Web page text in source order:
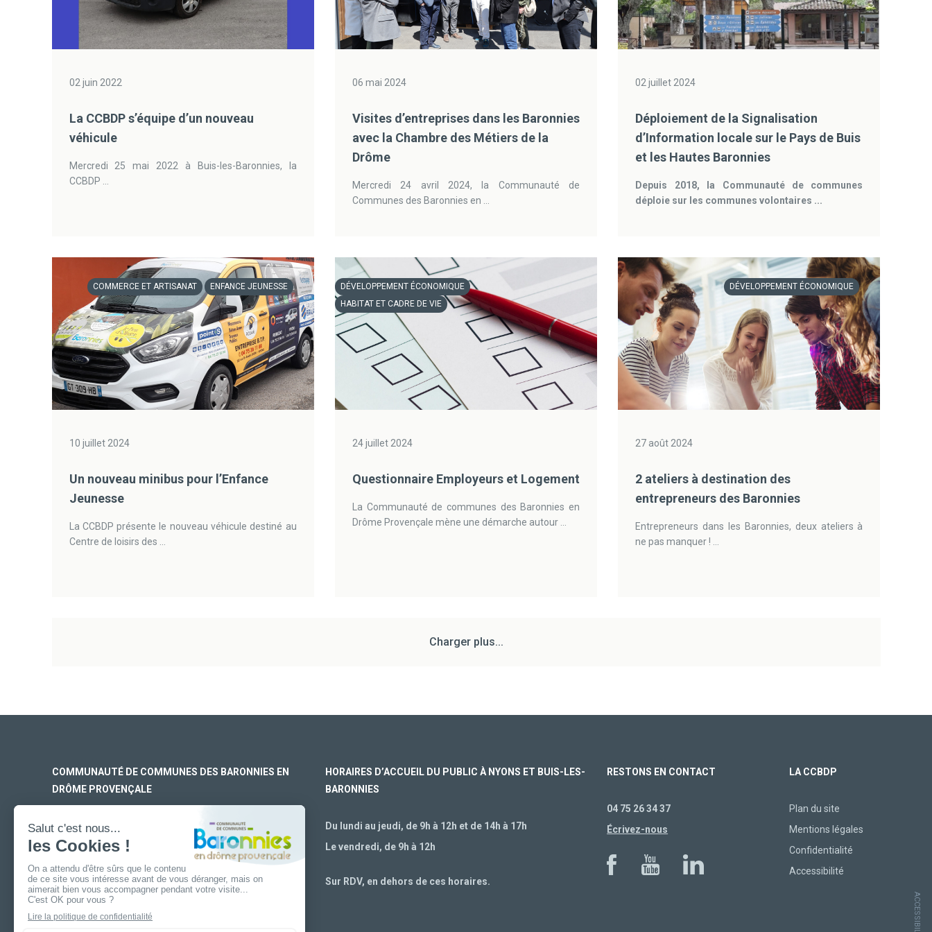
02 juin 2022
La CCBDP s’équipe d’un nouveau
véhicule
Mercredi 25 mai 2022 à Buis-les-Baronnies, la
CCBDP ...
06 mai 2024
Visites d’entreprises dans les Baronnies
avec la Chambre des Métiers de la
Drôme
Mercredi 24 avril 2024, la Communauté de
Communes des Baronnies en ...
02 juillet 2024
Déploiement de la Signalisation
d’Information locale sur le Pays de Buis
et les Hautes Baronnies
Depuis 2018, la Communauté de communes
déploie sur les communes volontaires ...
COMMERCE ET ARTISANAT ENFANCE JEUNESSE
10 juillet 2024
Un nouveau minibus pour l’Enfance
Jeunesse
La CCBDP présente le nouveau véhicule destiné au
Centre de loisirs des ...
DÉVELOPPEMENT ÉCONOMIQUE
HABITAT ET CADRE DE VIE
24 juillet 2024
Questionnaire Employeurs et Logement
La Communauté de communes des Baronnies en
Drôme Provençale mène une démarche autour ...
DÉVELOPPEMENT ÉCONOMIQUE
27 août 2024
2 ateliers à destination des
entrepreneurs des Baronnies
Entrepreneurs dans les Baronnies, deux ateliers à
ne pas manquer ! ...
Charger plus...
COMMUNAUTÉ DE COMMUNES DES BARONNIES EN
DRÔME PROVENÇALE
SIÈGE SOCIAL
170 rue Ferdinand Fert
Les Laurons – CS 30005
26110 Nyons
ANTENNE DE BUIS-LES-BARONNIES
HORAIRES D’ACCUEIL DU PUBLIC À NYONS ET BUIS-LES-
BARONNIES
Du lundi au jeudi, de 9h à 12h et de 14h à 17h
Le vendredi, de 9h à 12h
Sur RDV, en dehors de ces horaires.
RESTONS EN CONTACT
04 75 26 34 37
Écrivez-nous
LA CCBDP
Plan du site
Mentions légales
Confidentialité
Accessibilité
ACCESSIBILITÉ